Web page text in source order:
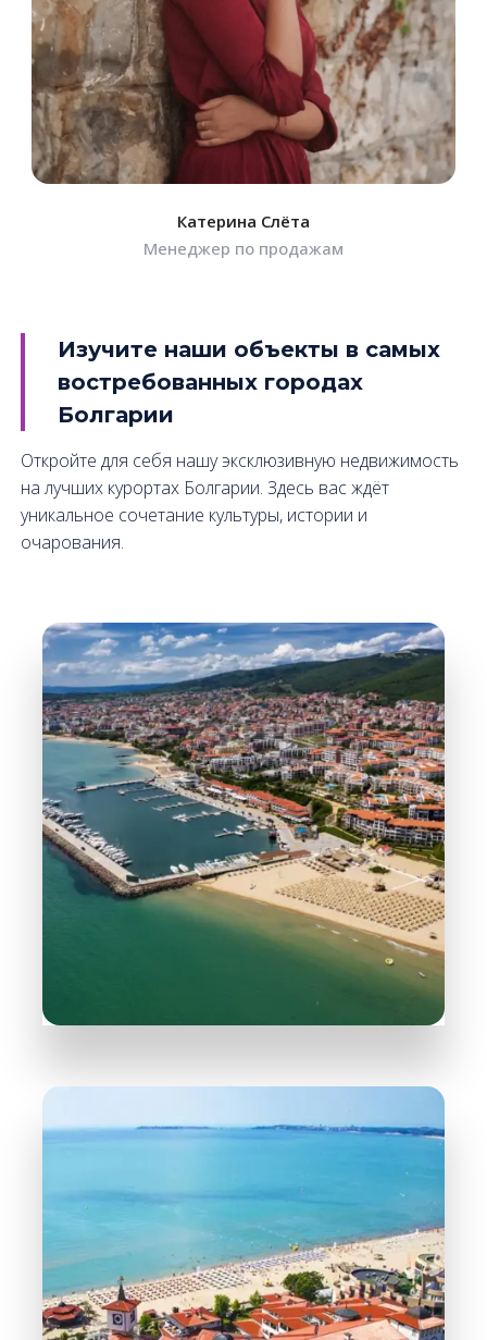
Катерина Слёта
Менеджер по продажам
Изучите наши объекты в самых
востребованных городах
Болгарии
Откройте для себя нашу эксклюзивную недвижимость
на лучших курортах Болгарии. Здесь вас ждёт
уникальное сочетание культуры, истории и
очарования.
Святой Влас